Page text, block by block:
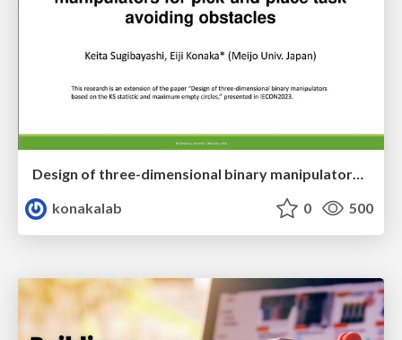
Design of three-dimensional binary manipulators for pick-and-place task avoiding obstacles (IECON2024)
konakalab
0 500